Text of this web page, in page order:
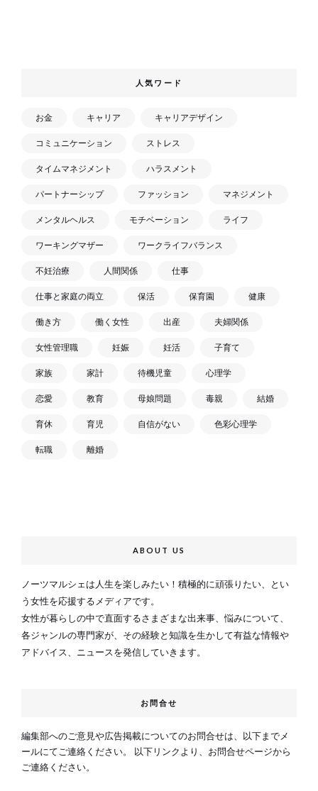
人気ワード
お金 キャリア キャリアデザイン
コミュニケーション ストレス
タイムマネジメント ハラスメント
パートナーシップ ファッション マネジメント
メンタルヘルス モチベーション ライフ
ワーキングマザー ワークライフバランス
不妊治療 人間関係 仕事
仕事と家庭の両立 保活 保育園 健康
働き方 働く女性 出産 夫婦関係
女性管理職 妊娠 妊活 子育て
家族 家計 待機児童 心理学
恋愛 教育 母娘問題 毒親 結婚
育休 育児 自信がない 色彩心理学
転職 離婚
ABOUT US
ノーツマルシェは人生を楽しみたい！積極的に頑張りたい、とい
う女性を応援するメディアです。
女性が暮らしの中で直面するさまざまな出来事、悩みについて、
各ジャンルの専門家が、その経験と知識を生かして有益な情報や
アドバイス、ニュースを発信していきます。
お問合せ
編集部へのご意見や広告掲載についてのお問合せは、以下までメ
ールにてご連絡ください。 以下リンクより、お問合せページから
ご連絡ください。